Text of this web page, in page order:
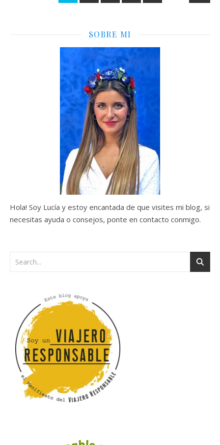
SOBRE MI
Hola! Soy Lucía y estoy encantada de que visites mi blog, si
necesitas ayuda o consejos, ponte en contacto conmigo.